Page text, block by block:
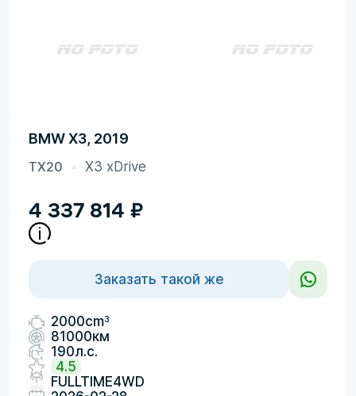
BMW X3, 2019
TX20 X3 xDrive
4 337 814 ₽
Заказать такой же
2000cm3
81000км
190л.с.
4.5
FULLTIME4WD